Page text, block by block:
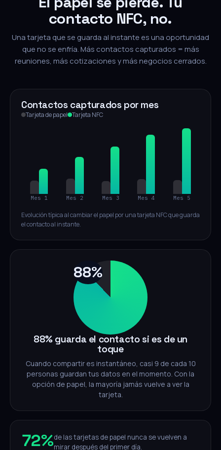
contacto NFC, no.
Una tarjeta que se guarda al instante es una oportunidad
que no se enfría. Más contactos capturados = más
reuniones, más cotizaciones y más negocios cerrados.
Contactos capturados por mes
Tarjeta de papel Tarjeta NFC
Mes 1 Mes 2 Mes 3 Mes 4 Mes 5
Evolución típica al cambiar el papel por una tarjeta NFC que guarda
el contacto al instante.
88%
88% guarda el contacto si es de un
toque
Cuando compartir es instantáneo, casi 9 de cada 10
personas guardan tus datos en el momento. Con la
opción de papel, la mayoría jamás vuelve a ver la
tarjeta.
72%de las tarjetas de papel nunca se vuelven a
mirar después del primer día.